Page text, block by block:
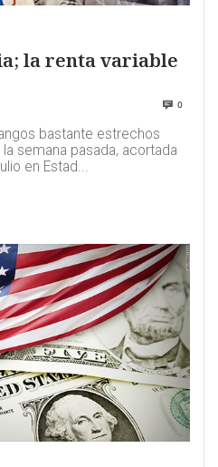
la renta variable
0
bastante estrechos
semana pasada, acortada
en Estad...